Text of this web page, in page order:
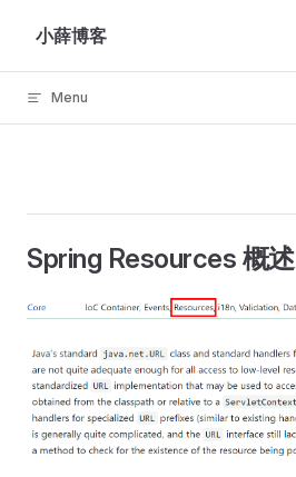
Skip to content
小薛博客
Menu
Spring Resources 概述